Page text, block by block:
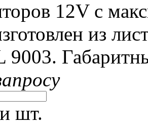
12V с
из
9003.
шт.